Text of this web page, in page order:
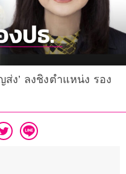
ส่ง’ ลงชิงตำแหน่ง รอง